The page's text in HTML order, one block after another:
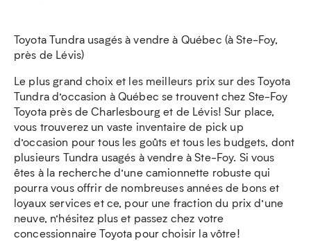
Toyota Tundra usagés à vendre à Québec (à Ste-Foy,
près de Lévis)
Le plus grand choix et les meilleurs prix sur des Toyota
Tundra d’occasion à Québec se trouvent chez Ste-Foy
Toyota près de Charlesbourg et de Lévis! Sur place,
vous trouverez un vaste inventaire de pick up
d’occasion pour tous les goûts et tous les budgets, dont
plusieurs Tundra usagés à vendre à Ste-Foy. Si vous
êtes à la recherche d’une camionnette robuste qui
pourra vous offrir de nombreuses années de bons et
loyaux services et ce, pour une fraction du prix d’une
neuve, n’hésitez plus et passez chez votre
concessionnaire Toyota pour choisir la vôtre!